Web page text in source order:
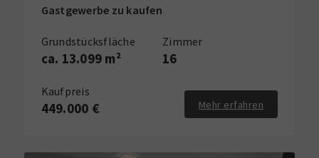
Gastgewerbe zu kaufen
Grundstücksfläche
ca. 13.099 m²
Zimmer
16
Kaufpreis
449.000 € Mehr erfahren